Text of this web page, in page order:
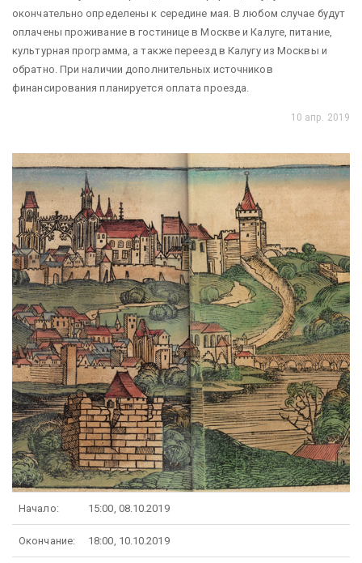
окончательно определены к середине мая. В любом случае будут
оплачены проживание в гостинице в Москве и Калуге, питание,
культурная программа, а также переезд в Калугу из Москвы и
обратно. При наличии дополнительных источников
финансирования планируется оплата проезда.
10 апр. 2019
Начало: 15:00, 08.10.2019
Окончание: 18:00, 10.10.2019